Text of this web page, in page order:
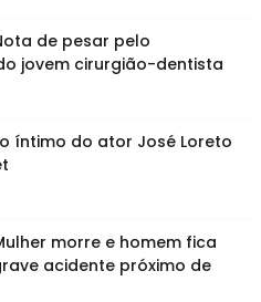
de pesar pelo
jovem cirurgião-dentista
íntimo do ator José Loreto
morre e homem fica
acidente próximo de